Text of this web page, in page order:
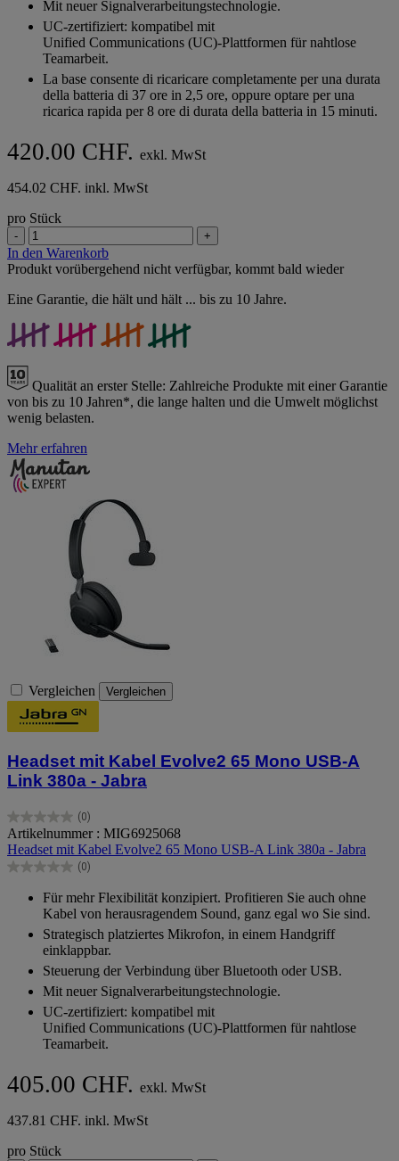
Mit neuer Signalverarbeitungstechnologie.
UC-zertifiziert: kompatibel mit
Unified Communications (UC)-Plattformen für nahtlose
Teamarbeit.
La base consente di ricaricare completamente per una durata
della batteria di 37 ore in 2,5 ore, oppure optare per una
ricarica rapida per 8 ore di durata della batteria in 15 minuti.
420.00 CHF. exkl. MwSt
454.02 CHF. inkl. MwSt
pro Stück
- +
In den Warenkorb
Produkt vorübergehend nicht verfügbar, kommt bald wieder
Eine Garantie, die hält und hält ... bis zu 10 Jahre.
Qualität an erster Stelle: Zahlreiche Produkte mit einer Garantie
von bis zu 10 Jahren*, die lange halten und die Umwelt möglichst
wenig belasten.
Mehr erfahren
Vergleichen Vergleichen
Headset mit Kabel Evolve2 65 Mono USB-A
Link 380a - Jabra
(0)
0.0
von
5
Sternen.
Artikelnummer : MIG6925068
Headset mit Kabel Evolve2 65 Mono USB-A Link 380a - Jabra
(0)
0.0
Sternen.
Für mehr Flexibilität konzipiert. Profitieren Sie auch ohne
Kabel von herausragendem Sound, ganz egal wo Sie sind.
Strategisch platziertes Mikrofon, in einem Handgriff
einklappbar.
Steuerung der Verbindung über Bluetooth oder USB.
Mit neuer Signalverarbeitungstechnologie.
UC-zertifiziert: kompatibel mit
Unified Communications (UC)-Plattformen für nahtlose
Teamarbeit.
405.00 CHF. exkl. MwSt
437.81 CHF. inkl. MwSt
pro Stück